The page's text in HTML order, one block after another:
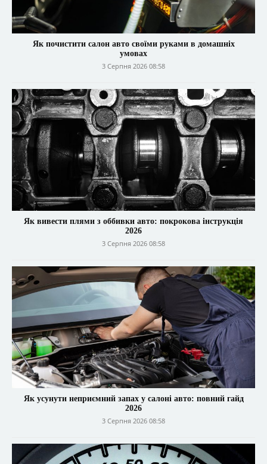
Як почистити салон авто своїми руками в домашніх
умовах
3 Серпня 2026 08:58
Як вивести плями з оббивки авто: покрокова інструкція
2026
3 Серпня 2026 08:58
Як усунути неприємний запах у салоні авто: повний гайд
2026
3 Серпня 2026 08:58